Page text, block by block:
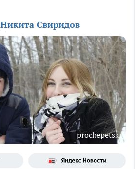
Никита Свиридов
prochepetsk